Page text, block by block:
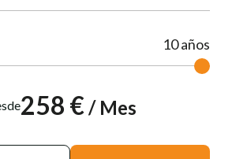
10años
258 €/ Mes